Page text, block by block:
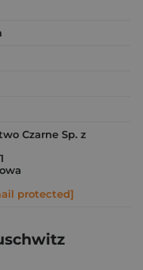
Czarne Sp. z
protected]